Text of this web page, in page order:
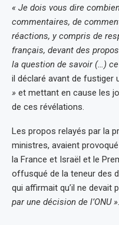
« Je dois vous dire
commentaires, de
réactions, y compris de
français, devant des
la question de savoir (…)
il déclaré avant de fustiger
» et mettant en cause les
de ces révélations.
Les propos relayés par la
ministres, avaient
la France et Israël et le
offusqué de la teneur des
qui affirmait qu’il ne devait
par une décision de l’ONU ».